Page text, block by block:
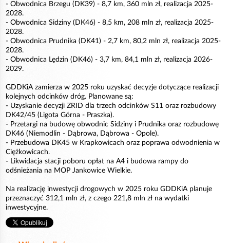
- Obwodnica Brzegu (DK39) - 8,7 km, 360 mln zł, realizacja 2025-
2028.
- Obwodnica Sidziny (DK46) - 8,5 km, 208 mln zł, realizacja 2025-
2028.
- Obwodnica Prudnika (DK41) - 2,7 km, 80,2 mln zł, realizacja 2025-
2028.
- Obwodnica Lędzin (DK46) - 3,7 km, 84,1 mln zł, realizacja 2026-
2029.
GDDKiA zamierza w 2025 roku uzyskać decyzje dotyczące realizacji
kolejnych odcinków dróg. Planowane są:
- Uzyskanie decyzji ZRID dla trzech odcinków S11 oraz rozbudowy
DK42/45 (Ligota Górna - Praszka).
- Przetargi na budowę obwodnic Sidziny i Prudnika oraz rozbudowę
DK46 (Niemodlin - Dąbrowa, Dąbrowa - Opole).
- Przebudowa DK45 w Krapkowicach oraz poprawa odwodnienia w
Ciężkowicach.
- Likwidacja stacji poboru opłat na A4 i budowa rampy do
odśnieżania na MOP Jankowice Wielkie.
Na realizację inwestycji drogowych w 2025 roku GDDKiA planuje
przeznaczyć 312,1 mln zł, z czego 221,8 mln zł na wydatki
inwestycyjne.